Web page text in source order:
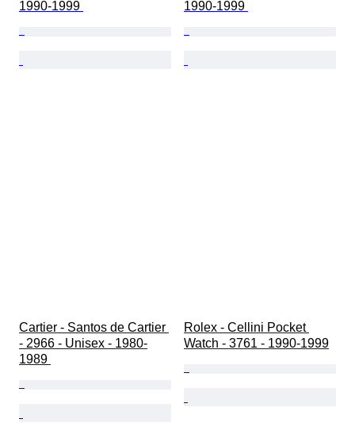
1990-1999 1990-1999
Cartier - Santos de Cartier
- 2966 - Unisex - 1980-
1989
Rolex - Cellini Pocket
Watch - 3761 - 1990-1999